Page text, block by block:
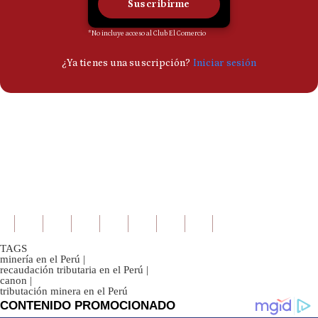
TAGS
minería en el Perú |
recaudación tributaria en el Perú |
canon |
tributación minera en el Perú